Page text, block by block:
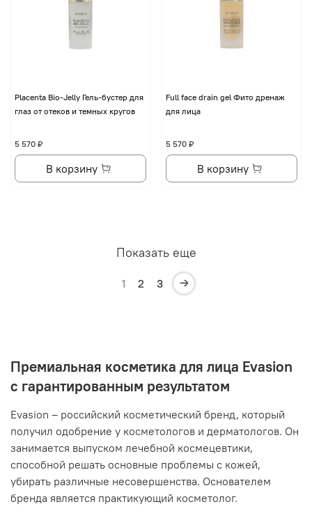
Placenta Bio-Jelly Гель-бустер для
глаз от отеков и темных кругов
5 570 ₽
В корзину
Full face drain gel Фито дренаж
для лица
5 570 ₽
В корзину
Показать еще
1 2 3
Премиальная косметика для лица Evasion
с гарантированным результатом
Evasion – российский косметический бренд, который
получил одобрение у косметологов и дерматологов. Он
занимается выпуском лечебной космецевтики,
способной решать основные проблемы с кожей,
убирать различные несовершенства. Основателем
бренда является практикующий косметолог.